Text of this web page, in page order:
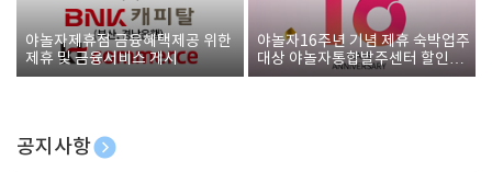
야놀자제휴점 금융혜택제공 위한
제휴 및 금융서비스 게시
야놀자16주년 기념 제휴 숙박업주
대상 야놀자통합발주센터 할인쿠
폰 증정
공지사항
[호텔업] 개인정보 처리방침 개정본1 (19.09.02)